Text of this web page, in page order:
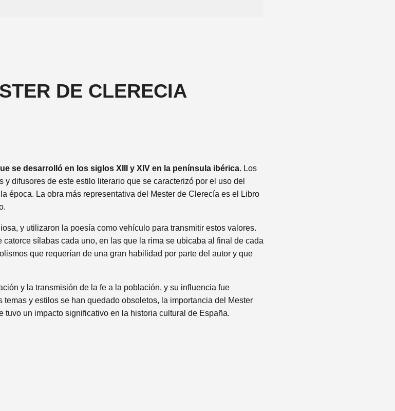
DE CLERECIA
se desarrolló en los siglos XIII y XIV en la península ibérica. Los
difusores de este estilo literario que se caracterizó por el uso del
época. La obra más representativa del Mester de Clerecía es el Libro
y utilizaron la poesía como vehículo para transmitir estos valores.
sílabas cada uno, en las que la rima se ubicaba al final de cada
que requerían de una gran habilidad por parte del autor y que
y la transmisión de la fe a la población, y su influencia fue
y estilos se han quedado obsoletos, la importancia del Mester
un impacto significativo en la historia cultural de España.